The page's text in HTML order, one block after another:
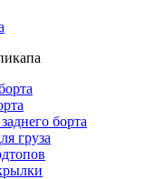
борта
груза